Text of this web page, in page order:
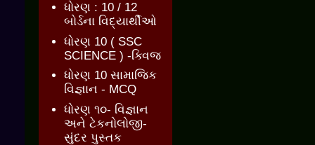
ધોરણ : 10 / 12
બોર્ડના વિદ્યાર્થીઓ
ધોરણ 10 ( SSC
SCIENCE ) -ક્વિજ
ધોરણ 10 સામાજિક
વિજ્ઞાન - MCQ
ધોરણ ૧૦- વિજ્ઞાન
અને ટેકનોલોજી-
સુંદર પુસ્તક